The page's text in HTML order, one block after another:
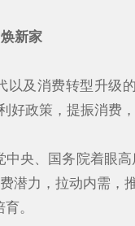
新家
以及消费转型升
策，提振消费，
央、国务院着眼
，拉动内需，
。